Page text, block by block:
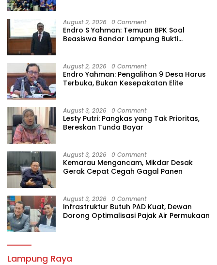
August 2, 2026 0 Comment
Endro S Yahman: Temuan BPK Soal
Beasiswa Bandar Lampung Bukti
August 2, 2026 0 Comment
Endro Yahman: Pengalihan 9 Desa Harus
Terbuka, Bukan Kesepakatan Elite
August 3, 2026 0 Comment
Lesty Putri: Pangkas yang Tak Prioritas,
Bereskan Tunda Bayar
August 3, 2026 0 Comment
Kemarau Mengancam, Mikdar Desak
Gerak Cepat Cegah Gagal Panen
August 3, 2026 0 Comment
Infrastruktur Butuh PAD Kuat, Dewan
Dorong Optimalisasi Pajak Air Permukaan
Lampung Raya